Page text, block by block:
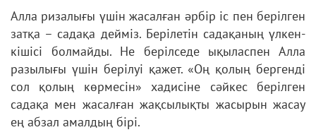
Алла ризалығы үшін жасалған әрбір іс пен берілген
затқа – садақа дейміз. Берілетін садақаның үлкен-
кішісі болмайды. Не берілседе ықыласпен Алла
разылығы үшін берілуі қажет. «Оң қолың бергенді
сол қолың көрмесін» хадисіне сәйкес берілген
садақа мен жасалған жақсылықты жасырын жасау
ең абзал амалдың бірі.